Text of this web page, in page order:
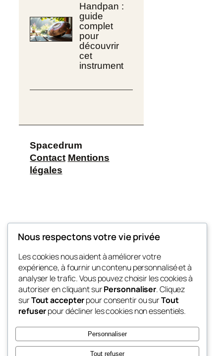
Handpan :
guide
complet
pour
découvrir
cet
instrument
Spacedrum
Contact Mentions
légales
Spacedrum
Apprenez tous sur le handpan et la musique
Blog
À propos
FAQ
Auteurs/autrices
Évènements
Boutique
Compositions
Thèmes
Nous respectons votre vie privée
Les cookies nous aident à améliorer votre
expérience, à fournir un contenu personnalisé et à
analyser le trafic. Vous pouvez choisir les cookies à
autoriser en cliquant surPersonnaliser. Cliquez
surTout accepterpour consentir ou surTout
refuserpour décliner les cookies non essentiels.
Personnaliser
Tout refuser